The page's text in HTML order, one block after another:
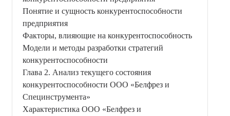
Понятие и сущность конкурентоспособности
предприятия
Факторы, влияющие на конкурентоспособность
Модели и методы разработки стратегий
конкурентоспособности
Глава 2. Анализ текущего состояния
конкурентоспособности ООО «Белфрез и
Специнструмента»
Характеристика ООО «Белфрез и